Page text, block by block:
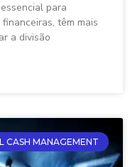
para
têm mais
a divisão
CASH MANAGEMENT